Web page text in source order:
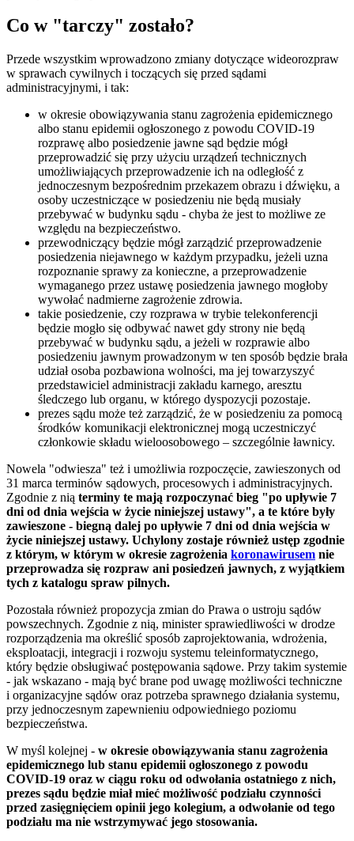
Co w "tarczy" zostało?
Przede wszystkim wprowadzono zmiany dotyczące wideorozpraw
w sprawach cywilnych i toczących się przed sądami
administracyjnymi, i tak:
w okresie obowiązywania stanu zagrożenia epidemicznego
albo stanu epidemii ogłoszonego z powodu COVID-19
rozprawę albo posiedzenie jawne sąd będzie mógł
przeprowadzić się przy użyciu urządzeń technicznych
umożliwiających przeprowadzenie ich na odległość z
jednoczesnym bezpośrednim przekazem obrazu i dźwięku, a
osoby uczestniczące w posiedzeniu nie będą musiały
przebywać w budynku sądu - chyba że jest to możliwe ze
względu na bezpieczeństwo.
przewodniczący będzie mógł zarządzić przeprowadzenie
posiedzenia niejawnego w każdym przypadku, jeżeli uzna
rozpoznanie sprawy za konieczne, a przeprowadzenie
wymaganego przez ustawę posiedzenia jawnego mogłoby
wywołać nadmierne zagrożenie zdrowia.
takie posiedzenie, czy rozprawa w trybie telekonferencji
będzie mogło się odbywać nawet gdy strony nie będą
przebywać w budynku sądu, a jeżeli w rozprawie albo
posiedzeniu jawnym prowadzonym w ten sposób będzie brała
udział osoba pozbawiona wolności, ma jej towarzyszyć
przedstawiciel administracji zakładu karnego, aresztu
śledczego lub organu, w którego dyspozycji pozostaje.
prezes sądu może też zarządzić, że w posiedzeniu za pomocą
środków komunikacji elektronicznej mogą uczestniczyć
członkowie składu wieloosobowego – szczególnie ławnicy.
Nowela "odwiesza" też i umożliwia rozpoczęcie, zawieszonych od
31 marca terminów sądowych, procesowych i administracyjnych.
Zgodnie z nią terminy te mają rozpoczynać bieg "po upływie 7
dni od dnia wejścia w życie niniejszej ustawy", a te które były
zawieszone - biegną dalej po upływie 7 dni od dnia wejścia w
życie niniejszej ustawy. Uchylony zostaje również ustęp zgodnie
z którym, w którym w okresie zagrożenia koronawirusem nie
przeprowadza się rozpraw ani posiedzeń jawnych, z wyjątkiem
tych z katalogu spraw pilnych.
Pozostała również propozycja zmian do Prawa o ustroju sądów
powszechnych. Zgodnie z nią, minister sprawiedliwości w drodze
rozporządzenia ma określić sposób zaprojektowania, wdrożenia,
eksploatacji, integracji i rozwoju systemu teleinformatycznego,
który będzie obsługiwać postępowania sądowe. Przy takim systemie
- jak wskazano - mają być brane pod uwagę możliwości techniczne
i organizacyjne sądów oraz potrzeba sprawnego działania systemu,
przy jednoczesnym zapewnieniu odpowiedniego poziomu
bezpieczeństwa.
W myśl kolejnej - w okresie obowiązywania stanu zagrożenia
epidemicznego lub stanu epidemii ogłoszonego z powodu
COVID-19 oraz w ciągu roku od odwołania ostatniego z nich,
prezes sądu będzie miał mieć możliwość podziału czynności
przed zasięgnięciem opinii jego kolegium, a odwołanie od tego
podziału ma nie wstrzymywać jego stosowania.